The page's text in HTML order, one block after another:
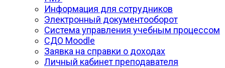
Информация для сотрудников
Электронный документооборот
Система управления учебным процессом
СДО Moodle
Заявка на справки о доходах
Личный кабинет преподавателя